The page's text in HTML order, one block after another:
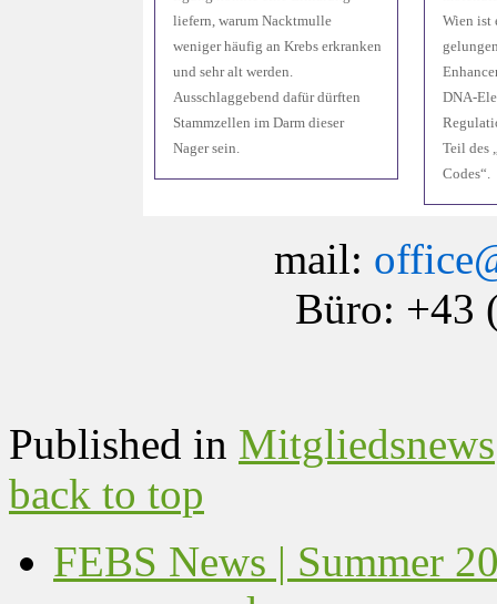
liefern, warum Nacktmulle
weniger häufig an Krebs erkranken
und sehr alt werden.
Ausschlaggebend dafür dürften
Stammzellen im Darm dieser
Nager sein.
Wien ist
DNA-
Teil des
Codes“.
mail:
Büro: +43
Published in Mitgliedsnews
back to top
FEBS News | Summer